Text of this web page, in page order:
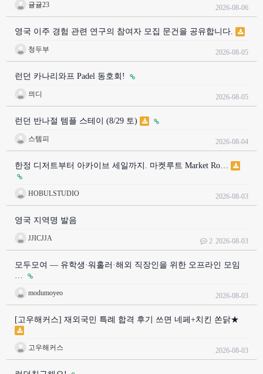
귤귤23 2026-08-06
영국 이주 경험 관련 연구의 참여자 모집 문건을 공유합니다.
청두부 2026-08-05
런던 카나리와프 Padel 동호회!
믜디 2026-08-05
런던 반나절 템플 스테이 (8/29 토)
스템피 2026-08-04
한정 디저트부터 아카이브 세일까지. 마켓루트 Market Ro…
HOBULSTUDIO 2026-08-03
영국 지역명 발음
JJICJJA 2 2026-08-03
모두모여 — 유학생·워홀러·해외 직장인을 위한 오프라인 모임
modumoyeo 2026-08-03
[고우해커스] 재외국민 특례 합격 후기 쓰면 네페+치킨 쏜닭★
고우해커스 2026-08-03